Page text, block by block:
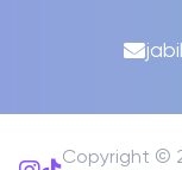
Copyright ©